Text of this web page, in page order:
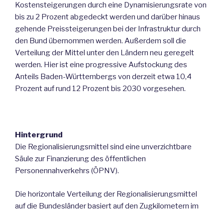
Kostensteigerungen durch eine Dynamisierungsrate von
bis zu 2 Prozent abgedeckt werden und darüber hinaus
gehende Preissteigerungen bei der Infrastruktur durch
den Bund übernommen werden. Außerdem soll die
Verteilung der Mittel unter den Ländern neu geregelt
werden. Hier ist eine progressive Aufstockung des
Anteils Baden-Württembergs von derzeit etwa 10,4
Prozent auf rund 12 Prozent bis 2030 vorgesehen.
Hintergrund
Die Regionalisierungsmittel sind eine unverzichtbare
Säule zur Finanzierung des öffentlichen
Personennahverkehrs (ÖPNV).
Die horizontale Verteilung der Regionalisierungsmittel
auf die Bundesländer basiert auf den Zugkilometern im